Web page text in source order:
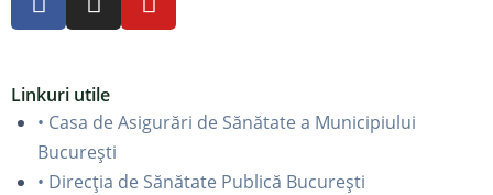
Linkuri utile
• Casa de Asigurări de Sănătate a Municipiului
București
• Direcția de Sănătate Publică București